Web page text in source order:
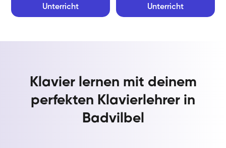
Unterricht
Unterricht
Klavier lernen mit deinem
perfekten Klavierlehrer in
Badvilbel